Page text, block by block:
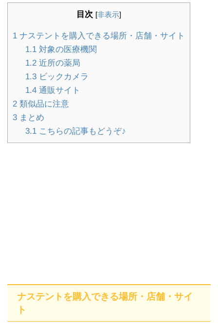
目次 [非表示]
1 ナステントを購入できる場所・店舗・サイト
1.1対象の医療機関
1.2近所の薬局
1.3ビックカメラ
1.4通販サイト
2 類似品に注意
3 まとめ
3.1こちらの記事もどうぞ♪
ナステントを購入できる場所・店舗・サイ
ト